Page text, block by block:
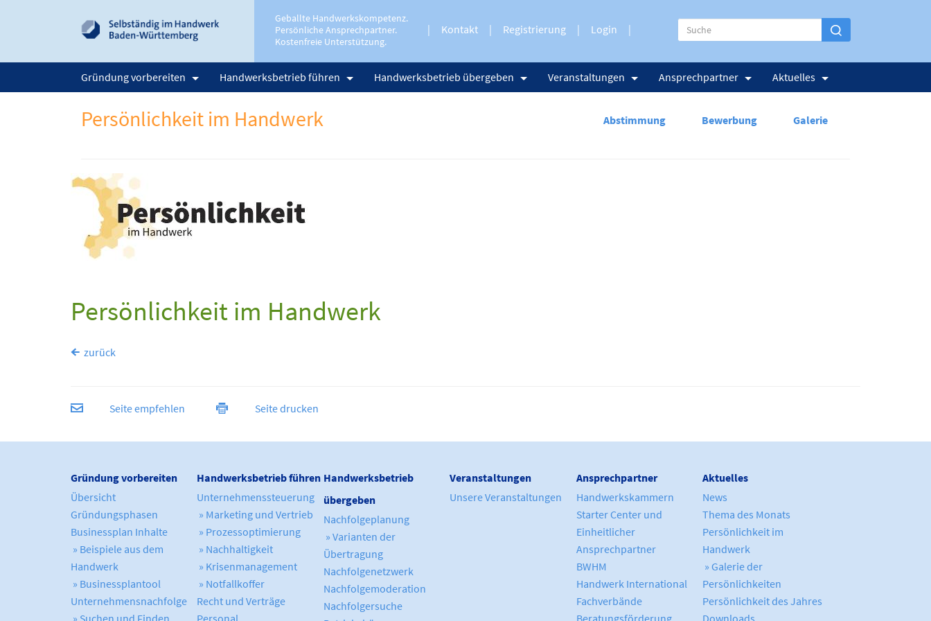
Geballte Handwerkskompetenz.
Persönliche Ansprechpartner.
Kostenfreie Unterstützung.
Kontakt Registrierung Login
Gründung vorbereiten Handwerksbetrieb führen Handwerksbetrieb übergeben Veranstaltungen Ansprechpartner Aktuelles
Persönlichkeit im Handwerk Abstimmung Bewerbung Galerie
Persönlichkeit im Handwerk
zurück
Seite empfehlen Seite drucken
Gründung vorbereiten
Übersicht
Gründungsphasen
Businessplan Inhalte
» Beispiele aus dem
Handwerk
» Businessplantool
Unternehmensnachfolge
» Suchen und Finden
Handwerksbetrieb führen
Unternehmenssteuerung
» Marketing und Vertrieb
» Prozessoptimierung
» Nachhaltigkeit
» Krisenmanagement
» Notfallkoffer
Recht und Verträge
Personal
Handwerksbetrieb
übergeben
Nachfolgeplanung
» Varianten der
Übertragung
Nachfolgenetzwerk
Nachfolgemoderation
Nachfolgersuche
Veranstaltungen
Unsere Veranstaltungen
Ansprechpartner
Handwerkskammern
Starter Center und
Einheitlicher
Ansprechpartner
BWHM
Handwerk International
Fachverbände
Beratungsförderung
Aktuelles
News
Thema des Monats
Persönlichkeit im
Handwerk
» Galerie der
Persönlichkeiten
Persönlichkeit des Jahres
Downloads